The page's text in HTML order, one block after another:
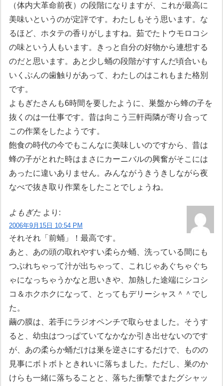
（体内大革命前夜）の段階になりますが、これが最高に
美味いというのが定評です。わたしもそう思います。な
るほど、ホタテの香りがしますね。茹でたトウモロコシ
の味という人もいます。きっと自分の好物から連想する
のだと思います。あと少し蛹の段階がすすんだ頃合いも
いくぶんの歯触りがあって、わたしのはこれもまた格別
です。
よもぎたさんも6時間を要したように、巣盤から蜂の子を
抜くのは一仕事です。昔は向こう三軒両隣が寄り合って
この作業をしたようです。
飽食の時代の今でもこんなに美味しいのですから、昔は
蜂の子がとれた時はまさにカーニバルの興奮がそこには
あったに違いありません。みんながうきうきしながら夜
なべで抜き取り作業をしたことでしょうね。
よもぎた より:
2006年9月15日 10:54 PM
それそれ「前蛹」！最高です。
あと、あの頭の取れやすい柔らか蛹、洗っている間にも
つぶれちゃって汁が出ちゃって、これじゃあぐちゃぐち
ゃになっちゃうかなと思いきや、加熱した途端にシコシ
コ＆ホクホクになって、とってもデリーシャス＾＾でし
た。
繭の膜は、若手にラジオペンチで取らせました。そうす
ると、幼虫はつっぱていてなかなか引き出せないのです
が、あの柔らか蛹だけは巣を逆さにするだけで、ものの
見事にボトボトときれいに落ちました。ただし、巣のか
けらも一緒に落ちることと、落ちた衝撃でまたグシャッ